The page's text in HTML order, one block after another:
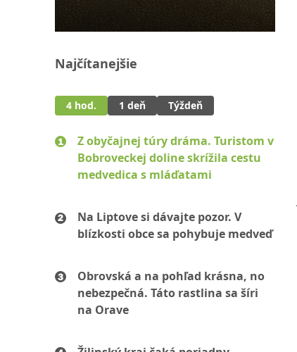
Najčítanejšie
4 hod. 1 deň Týždeň
Z obyčajnej túry dráma. Turistom v
Bobroveckej doline skrížila cestu
medvedica s mláďatami
Na Liptove si dávajte pozor. V
blízkosti obce sa pohybuje medveď
Obrovská a na pohľad krásna, no
nebezpečná. Táto rastlina sa šíri
na Orave